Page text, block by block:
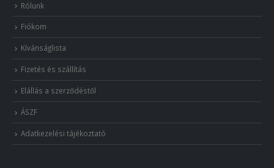
Rólunk
Fiókom
Kívánságlista
Fizetés és szállítás
Elállás a szerződéstől
ÁSZF
Adatkezelési tájékoztató